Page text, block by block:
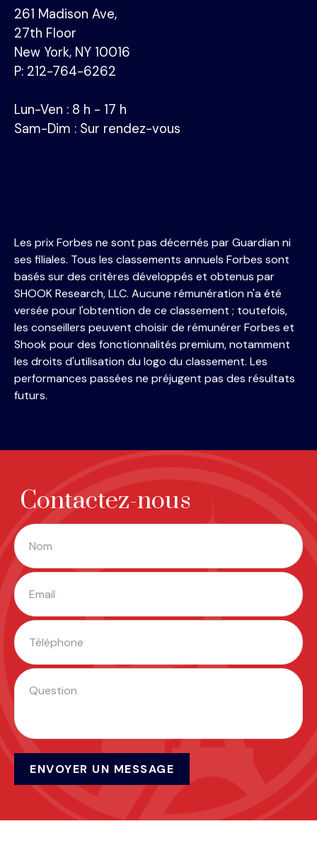
261 Madison Ave,
27th Floor
New York, NY 10016
P: 212-764-6262
Lun-Ven : 8 h - 17 h
Sam-Dim : Sur rendez-vous
Les prix Forbes ne sont pas décernés par Guardian ni
ses filiales. Tous les classements annuels Forbes sont
basés sur des critères développés et obtenus par
SHOOK Research, LLC. Aucune rémunération n'a été
versée pour l'obtention de ce classement ; toutefois,
les conseillers peuvent choisir de rémunérer Forbes et
Shook pour des fonctionnalités premium, notamment
les droits d'utilisation du logo du classement. Les
performances passées ne préjugent pas des résultats
futurs.
Contactez-nous
ENVOYER UN MESSAGE